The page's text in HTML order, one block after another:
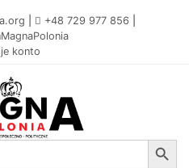
+48 729 977 856
konto
Search Button